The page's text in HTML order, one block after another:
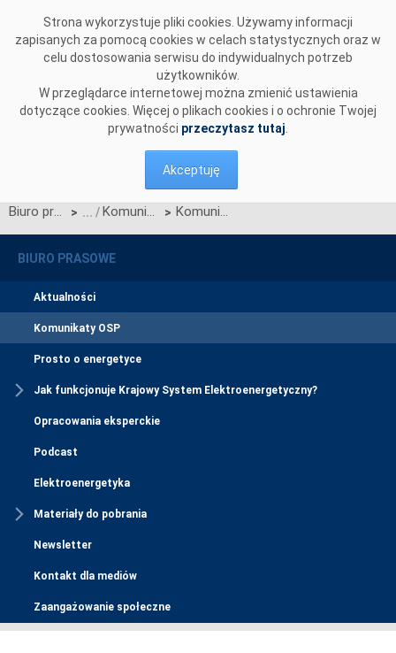
Strona wykorzystuje pliki cookies. Używamy informacji
zapisanych za pomocą cookies w celach statystycznych oraz w
celu dostosowania serwisu do indywidualnych potrzeb
użytkowników.
W przeglądarce internetowej można zmienić ustawienia
dotyczące cookies. Więcej o plikach cookies i o ochronie Twojej
prywatności przeczytasz tutaj
Akceptuję
Biuro prasowe > Komunikaty OSP > Komunikat OSP dotyczący zawieszenia procesu Jednolitego łączenia Rynków Dnia Bieżącego w dniu 17.12.2024.
BIURO PRASOWE
Aktualności
Komunikaty OSP
Prosto o energetyce
Jak funkcjonuje Krajowy System Elektroenergetyczny?
Opracowania eksperckie
Podcast
Elektroenergetyka
Materiały do pobrania
Newsletter
Kontakt dla mediów
Zaangażowanie społeczne